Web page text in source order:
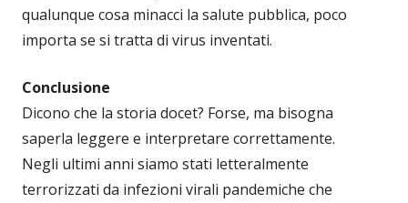
qualunque cosa minacci la salute pubblica, poco
importa se si tratta di virus inventati.
Conclusione
Dicono che la storia docet? Forse, ma bisogna
saperla leggere e interpretare correttamente.
Negli ultimi anni siamo stati letteralmente
terrorizzati da infezioni virali pandemiche che